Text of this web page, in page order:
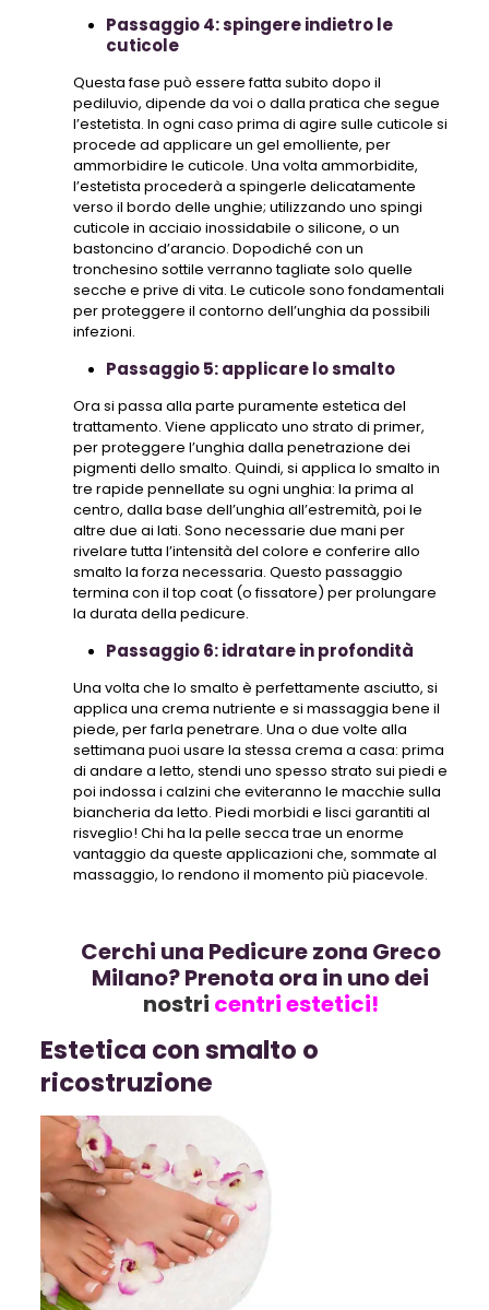
Passaggio 4: spingere indietro le
cuticole
Questa fase può essere fatta subito dopo il
pediluvio, dipende da voi o dalla pratica che segue
l’estetista. In ogni caso prima di agire sulle cuticole si
procede ad applicare un gel emolliente, per
ammorbidire le cuticole. Una volta ammorbidite,
l’estetista procederà a spingerle delicatamente
verso il bordo delle unghie; utilizzando uno spingi
cuticole in acciaio inossidabile o silicone, o un
bastoncino d’arancio. Dopodiché con un
tronchesino sottile verranno tagliate solo quelle
secche e prive di vita. Le cuticole sono fondamentali
per proteggere il contorno dell’unghia da possibili
infezioni.
Passaggio 5: applicare lo smalto
Ora si passa alla parte puramente estetica del
trattamento. Viene applicato uno strato di primer,
per proteggere l’unghia dalla penetrazione dei
pigmenti dello smalto. Quindi, si applica lo smalto in
tre rapide pennellate su ogni unghia: la prima al
centro, dalla base dell’unghia all’estremità, poi le
altre due ai lati. Sono necessarie due mani per
rivelare tutta l’intensità del colore e conferire allo
smalto la forza necessaria. Questo passaggio
termina con il top coat (o fissatore) per prolungare
la durata della pedicure.
Passaggio 6: idratare in profondità
Una volta che lo smalto è perfettamente asciutto, si
applica una crema nutriente e si massaggia bene il
piede, per farla penetrare. Una o due volte alla
settimana puoi usare la stessa crema a casa: prima
di andare a letto, stendi uno spesso strato sui piedi e
poi indossa i calzini che eviteranno le macchie sulla
biancheria da letto. Piedi morbidi e lisci garantiti al
risveglio! Chi ha la pelle secca trae un enorme
vantaggio da queste applicazioni che, sommate al
massaggio, lo rendono il momento più piacevole.
Cerchi una Pedicure zona Greco
Milano? Prenota ora in uno dei
nostri centri estetici!
Estetica con smalto o
ricostruzione